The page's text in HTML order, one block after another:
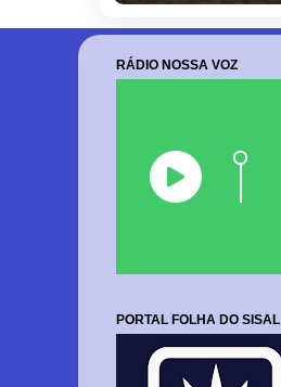
RÁDIO NOSSA VOZ
PORTAL FOLHA DO SISAL